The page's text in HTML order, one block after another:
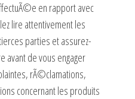
en rapport avec
lire attentivement les
parties et assurez-
avant de vous engager
rÃ©clamations,
concernant les produits